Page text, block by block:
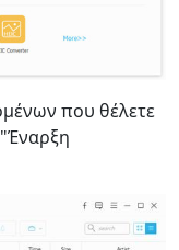
που θέλετε